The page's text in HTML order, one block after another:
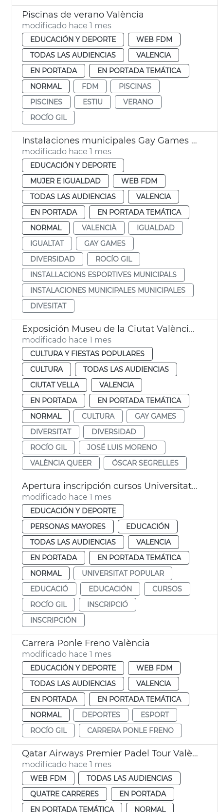
Piscinas de verano València
modificado hace 1 mes
EDUCACIÓN Y DEPORTE
WEB FDM
TODAS LAS AUDIENCIAS
VALENCIA
EN PORTADA
EN PORTADA TEMÁTICA
NORMAL
FDM
PISCINAS
PISCINES
ESTIU
VERANO
ROCÍO GIL
Instalaciones municipales Gay Games Ayuntamiento València
modificado hace 1 mes
EDUCACIÓN Y DEPORTE
MUJER E IGUALDAD
WEB FDM
TODAS LAS AUDIENCIAS
VALENCIA
EN PORTADA
EN PORTADA TEMÁTICA
NORMAL
VALENCIÀ
IGUALDAD
IGUALTAT
GAY GAMES
DIVERSIDAD
ROCÍO GIL
INSTALLACIONS ESPORTIVES MUNICIPALS
INSTALACIONES MUNICIPALES MUNICIPALES
DIVESITAT
Exposición Museu de la Ciutat València Queer Gay Games 2026
modificado hace 1 mes
CULTURA Y FIESTAS POPULARES
CULTURA
TODAS LAS AUDIENCIAS
CIUTAT VELLA
VALENCIA
EN PORTADA
EN PORTADA TEMÁTICA
NORMAL
CULTURA
GAY GAMES
DIVERSITAT
DIVERSIDAD
ROCÍO GIL
JOSÉ LUIS MORENO
VALÈNCIA QUEER
ÓSCAR SEGRELLES
Apertura inscripción cursos Universitat Popular València
modificado hace 1 mes
EDUCACIÓN Y DEPORTE
PERSONAS MAYORES
EDUCACIÓN
TODAS LAS AUDIENCIAS
VALENCIA
EN PORTADA
EN PORTADA TEMÁTICA
NORMAL
UNIVERSITAT POPULAR
EDUCACIÓ
EDUCACIÓN
CURSOS
ROCÍO GIL
INSCRIPCIÓ
INSCRIPCIÓN
Carrera Ponle Freno València
modificado hace 1 mes
EDUCACIÓN Y DEPORTE
WEB FDM
TODAS LAS AUDIENCIAS
VALENCIA
EN PORTADA
EN PORTADA TEMÁTICA
NORMAL
DEPORTES
ESPORT
ROCÍO GIL
CARRERA PONLE FRENO
Qatar Airways Premier Padel Tour València
modificado hace 1 mes
WEB FDM
TODAS LAS AUDIENCIAS
QUATRE CARRERES
EN PORTADA
EN PORTADA TEMÁTICA
NORMAL